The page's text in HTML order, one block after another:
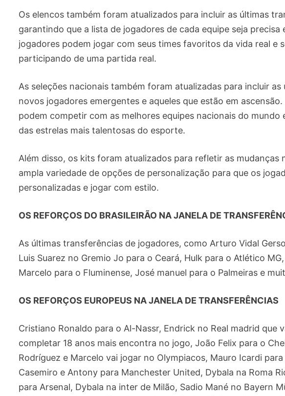
Os elencos também foram atualizados para incluir as últimas
garantindo que a lista de jogadores de cada equipe seja precisa
jogadores podem jogar com seus times favoritos da vida real e
participando de uma partida real.
As seleções nacionais também foram atualizadas para incluir
novos jogadores emergentes e aqueles que estão em
podem competir com as melhores equipes nacionais do
das estrelas mais talentosas do esporte.
Além disso, os kits foram atualizados para refletir as
ampla variedade de opções de personalização para que os
personalizadas e jogar com estilo.
OS REFORÇOS DO BRASILEIRÃO NA JANELA DE
As últimas transferências de jogadores, como Arturo Vidal
Luis Suarez no Gremio Jo para o Ceará, Hulk para o Atlético
Marcelo para o Fluminense, José manuel para o Palmeiras e
OS REFORÇOS EUROPEUS NA JANELA DE TRANSFERÊNCIAS
Cristiano Ronaldo para o Al-Nassr, Endrick no Real madrid que
completar 18 anos mais encontra no jogo, João Felix para o
Rodríguez e Marcelo vai jogar no Olympiacos, Mauro Icardi
Casemiro e Antony para Manchester United, Dybala na Roma
para Arsenal, Dybala na inter de Milão, Sadio Mané no Bayern